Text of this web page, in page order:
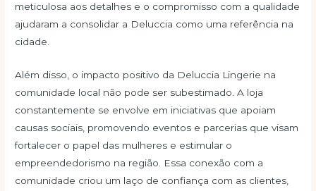
meticulosa aos detalhes e o compromisso com a qualidade
ajudaram a consolidar a Deluccia como uma referência na
cidade.
Além disso, o impacto positivo da Deluccia Lingerie na
comunidade local não pode ser subestimado. A loja
constantemente se envolve em iniciativas que apoiam
causas sociais, promovendo eventos e parcerias que visam
fortalecer o papel das mulheres e estimular o
empreendedorismo na região. Essa conexão com a
comunidade criou um laço de confiança com as clientes,